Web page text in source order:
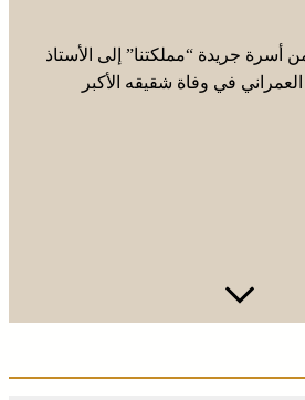
أسرة جريدة “مملكتنا” إلى الأستاذ
في وفاة شقيقه الأكبر